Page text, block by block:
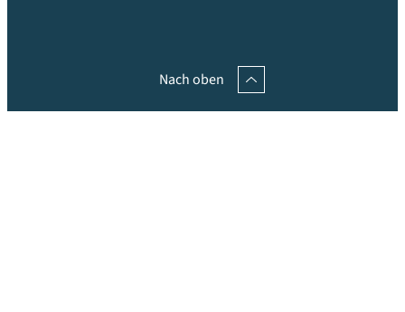
Nach oben